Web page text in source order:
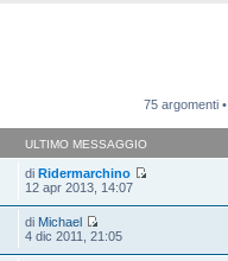
75 argomenti •
ULTIMO MESSAGGIO
diRidermarchino
12 apr 2013, 14:07
di Michael
4 dic 2011, 21:05